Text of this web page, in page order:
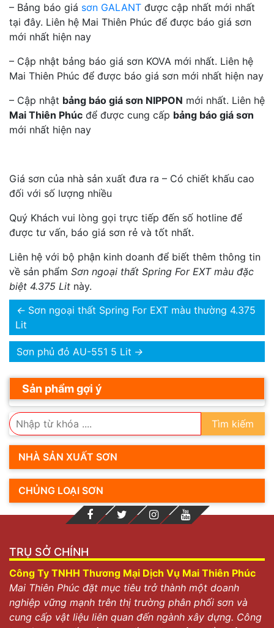
– Bảng báo giá sơn GALANT được cập nhất mới nhất
tại đây. Liên hệ Mai Thiên Phúc để được báo giá sơn
mới nhất hiện nay
– Cập nhật bảng báo giá sơn KOVA mới nhất. Liên hệ
Mai Thiên Phúc để được báo giá sơn mới nhất hiện nay
– Cập nhật bảng báo giá sơn NIPPON mới nhất. Liên hệ
Mai Thiên Phúc để được cung cấp bảng báo giá sơn
mới nhất hiện nay
Giá sơn của nhà sản xuất đưa ra – Có chiết khấu cao
đối với số lượng nhiều
Quý Khách vui lòng gọi trực tiếp đến số hotline để
được tư vấn, báo giá sơn rẻ và tốt nhất.
Liên hệ với bộ phận kinh doanh để biết thêm thông tin
về sản phẩm Sơn ngoại thất Spring For EXT màu đặc
biệt 4.375 Lit này.
← Sơn ngoại thất Spring For EXT màu thường 4.375
Lit
Sơn phủ đỏ AU-551 5 Lit →
Sản phẩm gợi ý
Tìm kiếm
NHÀ SẢN XUẤT SƠN
CHỦNG LOẠI SƠN
TRỤ SỞ CHÍNH
Công Ty TNHH Thương Mại Dịch Vụ Mai Thiên Phúc
Mai Thiên Phúc đặt mục tiêu trở thành một doanh
nghiệp vững mạnh trên thị trường phân phối sơn và
cung cấp vật liệu liên quan đến ngành xây dựng. Công